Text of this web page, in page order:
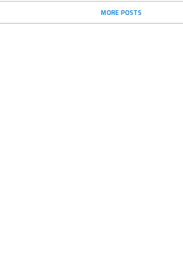
MORE POSTS